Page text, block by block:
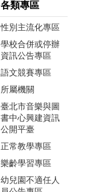
各類專區
性別主流化專區
學校合併或停辦
資訊公告專區
語文競賽專區
所屬機關
臺北市音樂與圖
書中心興建資訊
公開平臺
正常教學專區
樂齡學習專區
幼兒園不適任人